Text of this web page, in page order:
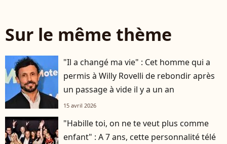
Sur le même thème
"Il a changé ma vie" : Cet homme qui a
permis à Willy Rovelli de rebondir après
un passage à vide il y a un an
15 avril 2026
"Habille toi, on ne te veut plus comme
enfant" : A 7 ans, cette personnalité télé